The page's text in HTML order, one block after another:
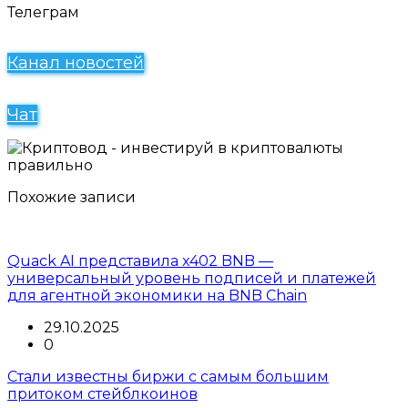
Телеграм
Канал новостей
Чат
Похожие записи
Quack AI представила x402 BNB —
универсальный уровень подписей и платежей
для агентной экономики на BNB Chain
29.10.2025
0
Стали известны биржи с самым большим
притоком стейблкоинов